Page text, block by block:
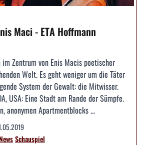
Maci - ETA Hoffmann
im Zentrum von Enis Macis poetischer
Welt. Es geht weniger um die Täter
System der Gewalt: die Mitwisser.
USA: Eine Stadt am Rande der Sümpfe.
anonymen Apartmentblocks ...
Schauspiel